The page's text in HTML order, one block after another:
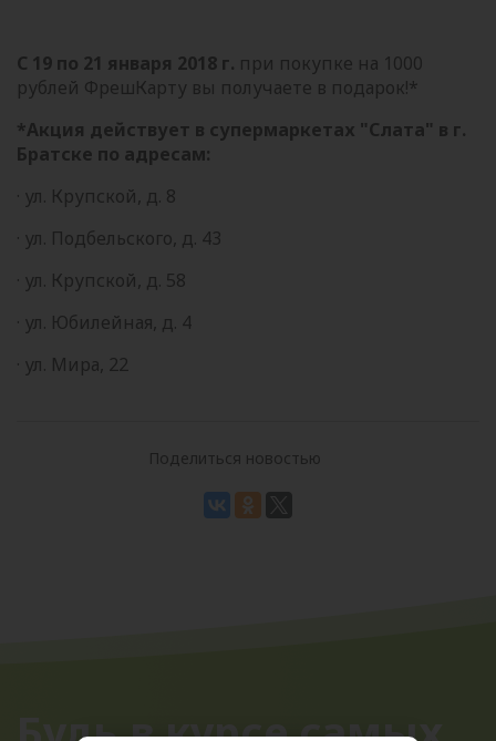
С 19 по 21 января 2018 г. при покупке на 1000
рублей ФрешКарту вы получаете в подарок!*
*Акция действует в супермаркетах "Слата" в г.
Братске по адресам:
· ул. Крупской, д. 8
· ул. Подбельского, д. 43
· ул. Крупской, д. 58
· ул. Юбилейная, д. 4
· ул. Мира, 22
Поделиться новостью